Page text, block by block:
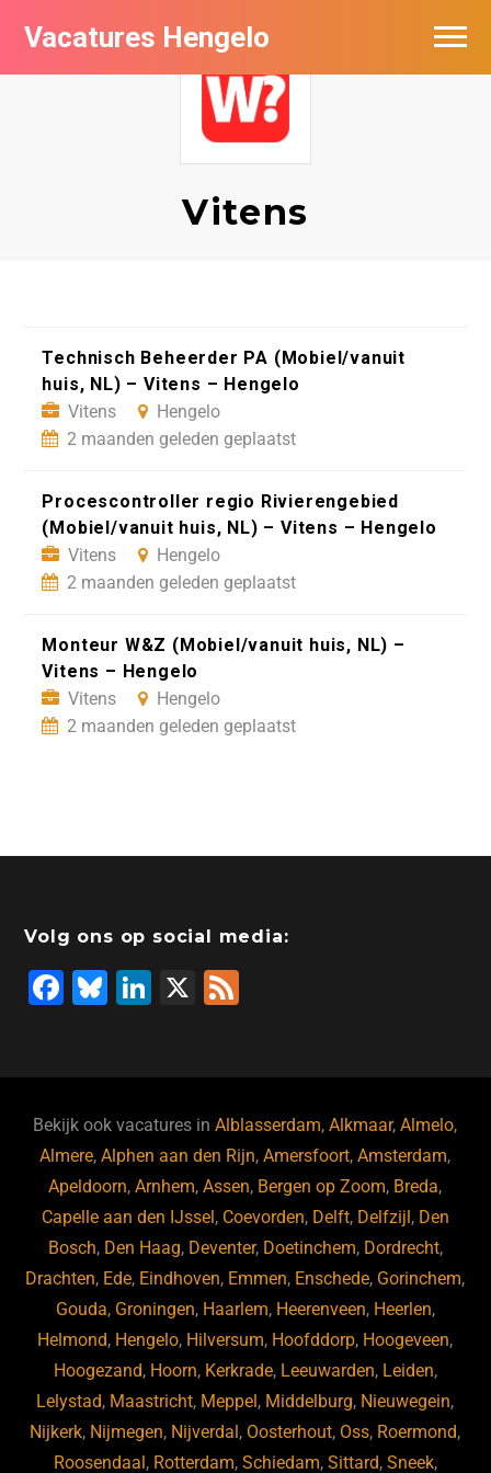
Vacatures Hengelo
Vitens
Technisch Beheerder PA (Mobiel/vanuit
huis, NL) – Vitens – Hengelo
Vitens
Hengelo
2 maanden geleden geplaatst
Procescontroller regio Rivierengebied
(Mobiel/vanuit huis, NL) – Vitens – Hengelo
Vitens
Hengelo
2 maanden geleden geplaatst
Monteur W&Z (Mobiel/vanuit huis, NL) –
Vitens – Hengelo
Vitens
Hengelo
2 maanden geleden geplaatst
Volg ons op social media:
F
b
o
o
k
Bl
ky
Li
dI
n
X
Bekijk ook vacatures inAlblasserdam,Alkmaar,Almelo,
Almere,Alphen aan den Rijn,Amersfoort,Amsterdam,
Apeldoorn,Arnhem,Assen, Bergen op Zoom, Breda,
Capelle aan den IJssel, Coevorden, Delft, Delfzijl, Den
Bosch, Den Haag, Deventer, Doetinchem, Dordrecht,
Drachten, Ede, Eindhoven, Emmen, Enschede, Gorinchem,
Gouda, Groningen, Haarlem, Heerenveen, Heerlen,
Helmond, Hengelo, Hilversum, Hoofddorp, Hoogeveen,
Hoogezand, Hoorn, Kerkrade, Leeuwarden, Leiden,
Lelystad, Maastricht, Meppel, Middelburg, Nieuwegein,
Nijkerk, Nijmegen, Nijverdal, Oosterhout, Oss, Roermond,
Roosendaal, Rotterdam, Schiedam, Sittard, Sneek,
Vacatures per bedrijf in Hengelo